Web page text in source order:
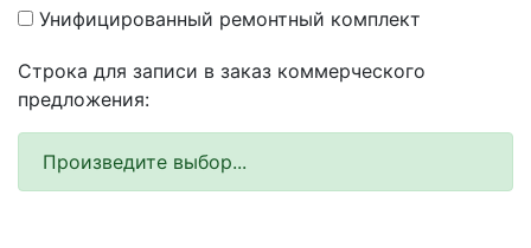
Унифицированный ремонтный комплект
Строка для записи в заказ коммерческого
предложения:
Произведите выбор...